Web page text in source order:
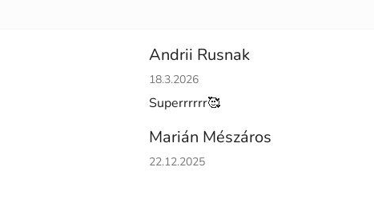
Andrii Rusnak
Hodnotenie obchodu je 5 z 5 hviezdičiek.
18.3.2026
Superrrrrr🥰
Marián Mészáros
Hodnotenie obchodu je 5 z 5 hviezdičiek.
22.12.2025